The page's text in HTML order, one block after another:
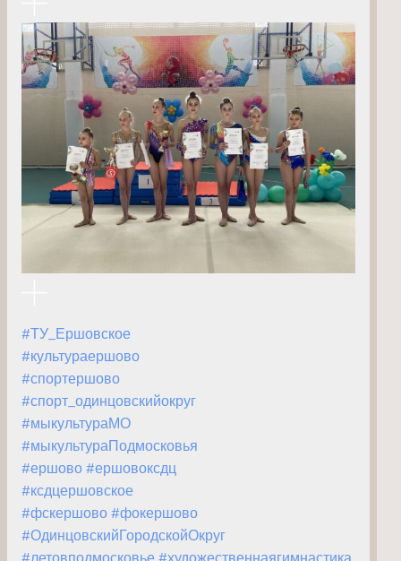
#ТУ_Ершовское
#культураершово
#спортершово
#спорт_одинцовскийокруг
#мыкультураМО
#мыкультураПодмосковья
#ершово #ершовоксдц
#ксдцершовское
#фскершово #фокершово
#ОдинцовскийГородскойОкруг
#летовподмосковье #художественнаягимнастика